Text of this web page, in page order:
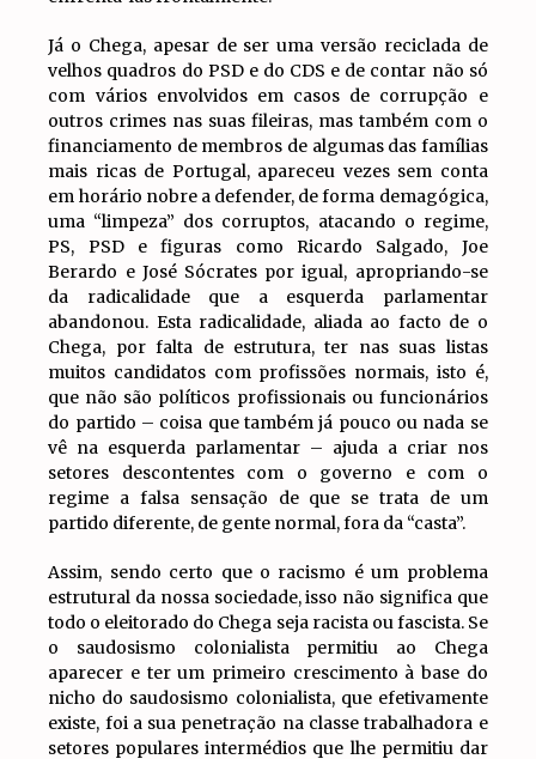
Já o Chega, apesar de ser uma versão reciclada de
velhos quadros do PSD e do CDS e de contar não só
com vários envolvidos em casos de corrupção e
outros crimes nas suas fileiras, mas também com o
financiamento de membros de algumas das famílias
mais ricas de Portugal, apareceu vezes sem conta
em horário nobre a defender, de forma demagógica,
uma “limpeza” dos corruptos, atacando o regime,
PS, PSD e figuras como Ricardo Salgado, Joe
Berardo e José Sócrates por igual, apropriando-se
da radicalidade que a esquerda parlamentar
abandonou. Esta radicalidade, aliada ao facto de o
Chega, por falta de estrutura, ter nas suas listas
muitos candidatos com profissões normais, isto é,
que não são políticos profissionais ou funcionários
do partido – coisa que também já pouco ou nada se
vê na esquerda parlamentar – ajuda a criar nos
setores descontentes com o governo e com o
regime a falsa sensação de que se trata de um
partido diferente, de gente normal, fora da “casta”.
Assim, sendo certo que o racismo é um problema
estrutural da nossa sociedade, isso não significa que
todo o eleitorado do Chega seja racista ou fascista. Se
o saudosismo colonialista permitiu ao Chega
aparecer e ter um primeiro crescimento à base do
nicho do saudosismo colonialista, que efetivamente
existe, foi a sua penetração na classe trabalhadora e
setores populares intermédios que lhe permitiu dar